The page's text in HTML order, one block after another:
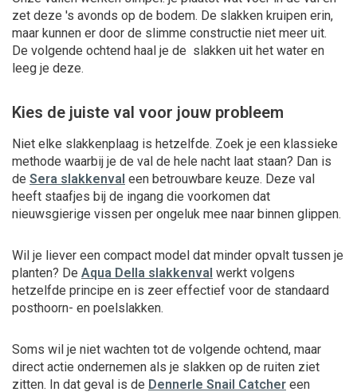
zet deze 's avonds op de bodem. De slakken kruipen erin,
maar kunnen er door de slimme constructie niet meer uit.
De volgende ochtend haal je de slakken uit het water en
leeg je deze.
Kies de juiste val voor jouw probleem
Niet elke slakkenplaag is hetzelfde. Zoek je een klassieke
methode waarbij je de val de hele nacht laat staan? Dan is
de Sera slakkenval een betrouwbare keuze. Deze val
heeft staafjes bij de ingang die voorkomen dat
nieuwsgierige vissen per ongeluk mee naar binnen glippen.
Wil je liever een compact model dat minder opvalt tussen je
planten? De Aqua Della slakkenval werkt volgens
hetzelfde principe en is zeer effectief voor de standaard
posthoorn- en poelslakken.
Soms wil je niet wachten tot de volgende ochtend, maar
direct actie ondernemen als je slakken op de ruiten ziet
zitten. In dat geval is de Dennerle Snail Catcher een